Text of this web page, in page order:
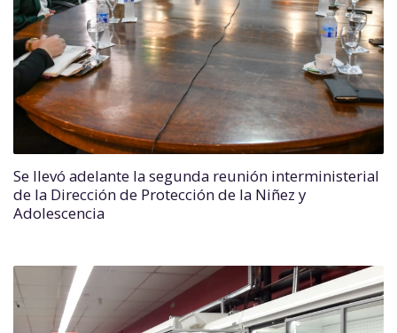
Se llevó adelante la segunda reunión interministerial
de la Dirección de Protección de la Niñez y
Adolescencia